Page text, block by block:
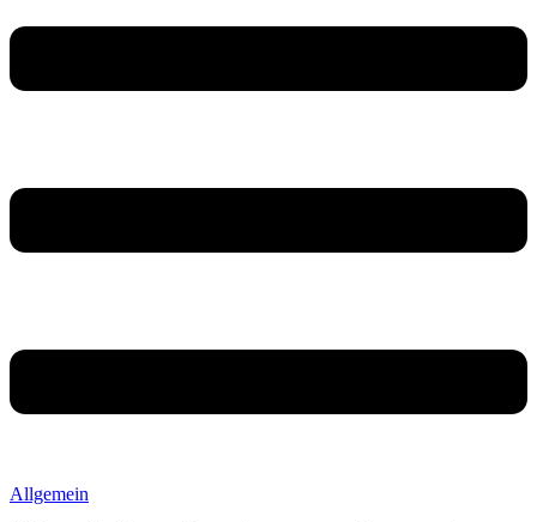
Allgemein